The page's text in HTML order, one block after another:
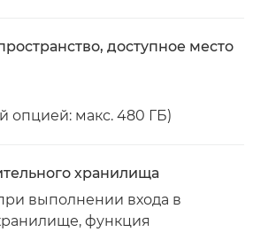
доступное место
опцией: макс. 480 ГБ)
хранилища
выполнении входа в
функция